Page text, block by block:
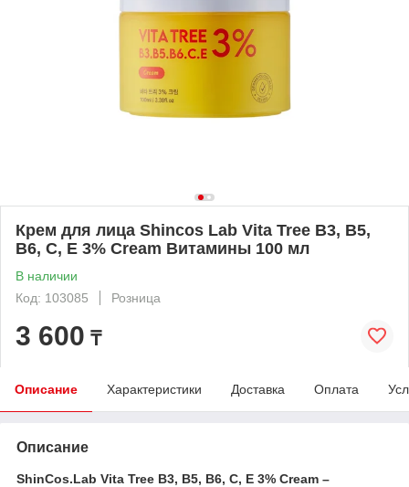
Крем для лица Shincos Lab Vita Tree B3, B5,
B6, C, E 3% Cream Витамины 100 мл
В наличии
Код: 103085
Розница
3 600 ₸
Описание Характеристики Доставка Оплата
Описание
ShinCos.Lab Vita Tree B3, B5, B6, C, E 3% Cream –